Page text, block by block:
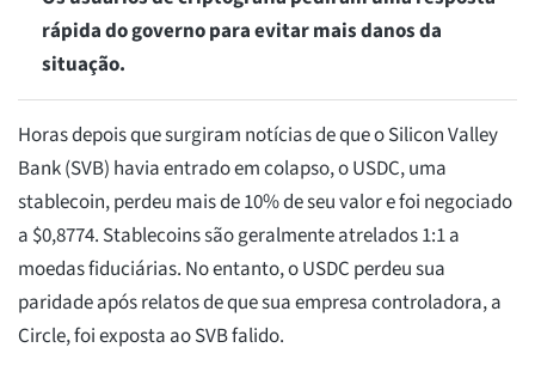
rápida do governo para evitar mais danos da
situação.
Horas depois que surgiram notícias de que o Silicon Valley
Bank (SVB) havia entrado em colapso, o USDC, uma
stablecoin, perdeu mais de 10% de seu valor e foi negociado
a $0,8774. Stablecoins são geralmente atrelados 1:1 a
moedas fiduciárias. No entanto, o USDC perdeu sua
paridade após relatos de que sua empresa controladora, a
Circle, foi exposta ao SVB falido.